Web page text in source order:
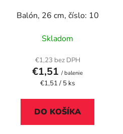
Balón, 26 cm, číslo: 10
Skladom
€1,23 bez DPH
€1,51 / balenie
Jednotková
€1,51 / 5 ks
DO KOŠÍKA